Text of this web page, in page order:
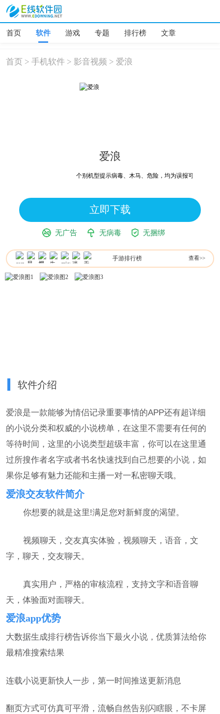
首页 软件 游戏 专题 排行榜 文章
首页 >手机软件 >影音视频 > 爱浪
爱浪
个别机型提示病毒、木马、危险，均为误报可放心下载
立即下载
无广告 无病毒 无捆绑
手游排行榜 查看>>
软件介绍
爱浪是一款能够为情侣记录重要事情的APP还有超详细
的小说分类和权威的小说榜单，在这里不需要有任何的
等待时间，这里的小说类型超级丰富，你可以在这里通
过所搜作者名字或者书名快速找到自己想要的小说，如
果你足够有魅力还能和主播一对一私密聊天哦。
爱浪交友软件简介
你想要的就是这里!满足您对新鲜度的渴望。
视频聊天，交友真实体验，视频聊天，语音，文
字，聊天，交友聊天。
真实用户，严格的审核流程，支持文字和语音聊
天，体验面对面聊天。
爱浪app优势
大数据生成排行榜告诉你当下最火小说，优质算法给你
最精准搜索结果
连载小说更新快人一步，第一时间推送更新消息
翻页方式可仿真可平滑，流畅自然告别闪瞎眼，不卡屏